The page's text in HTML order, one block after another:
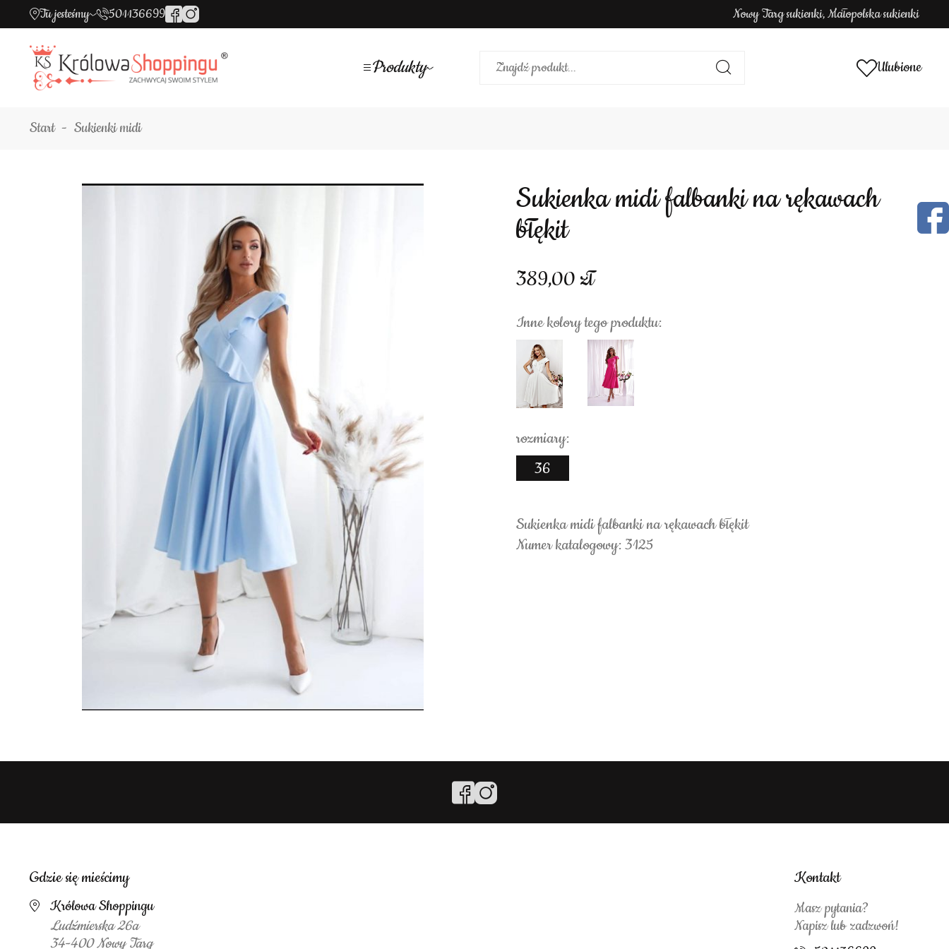
Tu jesteśmy 501136699 Nowy Targ sukienki, Małopolska sukienki
Produkty Ulubione
Start Sukienki midi
Sukienka midi falbanki na rękawach
błękit
389,00
Inne kolory tego produktu:
rozmiary:
36
Sukienka midi falbanki na rękawach błękit
Numer katalogowy: 3125
Gdzie się mieścimy
Królowa Shoppingu
Ludźmierska 26a
34-400 Nowy Targ
Kontakt
Masz pytania?
Napisz lub zadzwoń!